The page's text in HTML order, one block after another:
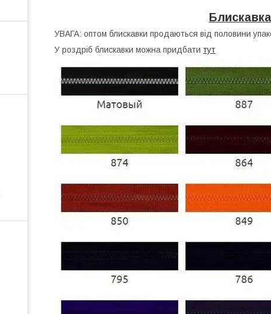
УВАГА: оптом блискавки продаються від половини
У роздріб блискавки можна придбати тут